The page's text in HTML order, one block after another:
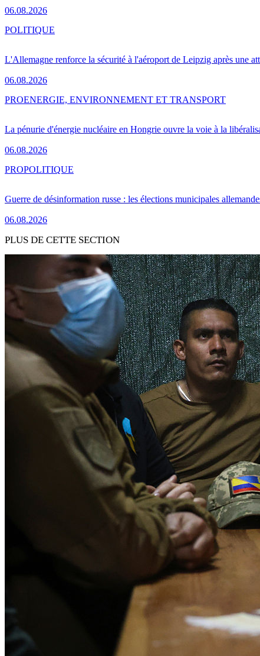
06.08.2026
L'Allemagne renforce la sécurité à l'aéroport de Leipzig après une
06.08.2026
POLITIQUE
La pénurie d'énergie nucléaire en Hongrie ouvre la voie à la
06.08.2026
PROENERGIE, ENVIRONNEMENT ET TRANSPORT
Guerre de désinformation russe : les élections municipales
06.08.2026
PROPOLITIQUE
PLUS DE CETTE SECTION